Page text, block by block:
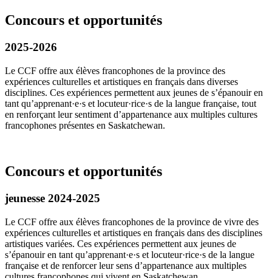
Concours et opportunités
2025-2026
Le CCF offre aux élèves francophones de la province des
expériences culturelles et artistiques en français dans diverses
disciplines. Ces expériences permettent aux jeunes de s’épanouir en
tant qu’apprenant·e·s et locuteur·rice·s de la langue française, tout
en renforçant leur sentiment d’appartenance aux multiples cultures
francophones présentes en Saskatchewan.
Concours et opportunités
jeunesse 2024-2025
Le CCF offre aux élèves francophones de la province de vivre des
expériences culturelles et artistiques en français dans des disciplines
artistiques variées. Ces expériences permettent aux jeunes de
s’épanouir en tant qu’apprenant·e·s et locuteur·rice·s de la langue
française et de renforcer leur sens d’appartenance aux multiples